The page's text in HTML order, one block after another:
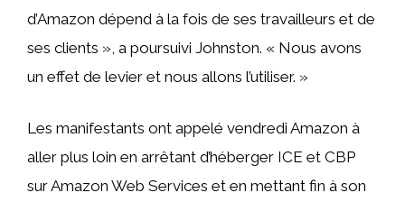
d’Amazon dépend à la fois de ses travailleurs et de
ses clients », a poursuivi Johnston. « Nous avons
un effet de levier et nous allons l’utiliser. »
Les manifestants ont appelé vendredi Amazon à
aller plus loin en arrêtant d’héberger ICE et CBP
sur Amazon Web Services et en mettant fin à son